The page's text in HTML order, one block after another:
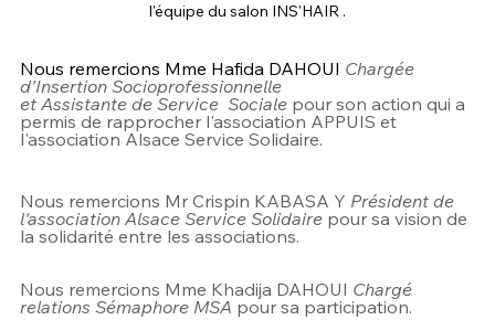
l'équipe du salon INS'HAIR .
Nous remercions Mme Hafida DAHOUI Chargée
d’Insertion Socioprofessionnelle
et Assistante de Service  Sociale pour son action qui a
permis de rapprocher l'association APPUIS et
l'association Alsace Service Solidaire.
Nous remercions Mr Crispin KABASA Y Président de
l'association Alsace Service Solidaire pour sa vision de
la solidarité entre les associations.
Nous remercions Mme Khadija DAHOUI Chargé
relations Sémaphore MSA pour sa participation.